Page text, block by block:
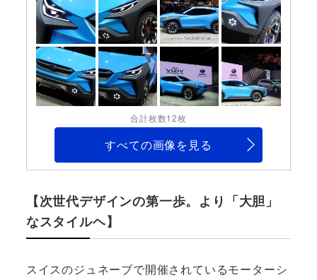
合計枚数12枚
すべての画像を見る
【次世代デザインの第一歩。より「大胆」
なスタイルヘ】
スイスのジュネーブで開催されているモーターシ